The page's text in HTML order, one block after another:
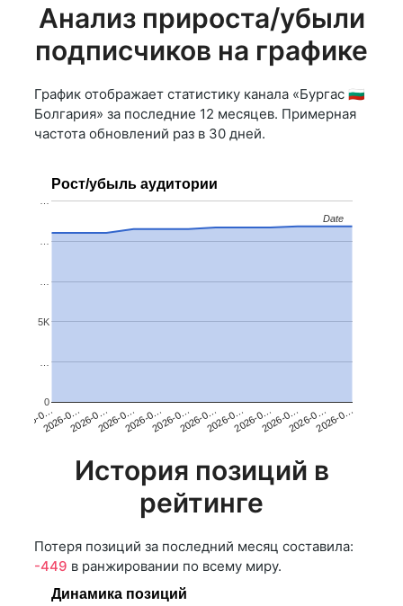
Анализ прироста/убыли
подписчиков на графике
График отображает статистику канала «Бургас 🇧🇬
Болгария» за последние 12 месяцев. Примерная
частота обновлений раз в 30 дней.
Рост/убыль аудитории
2026-0…2026-0…2026-0…2026-0…2026-0…2026-0…2026-0…2026-0…2026-0…2026-0…2026-0…2026-0…
0
5K
…
…
Date
Date
История позиций в
рейтинге
Потеря позиций за последний месяц составила:
-449 в ранжировании по всему миру.
Динамика позиций